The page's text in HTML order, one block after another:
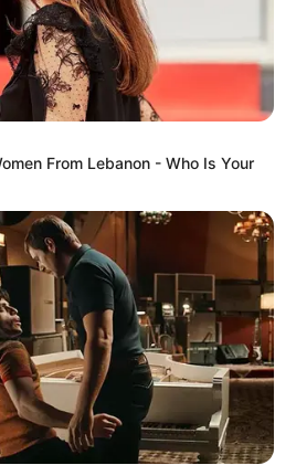
From Lebanon - Who Is Your